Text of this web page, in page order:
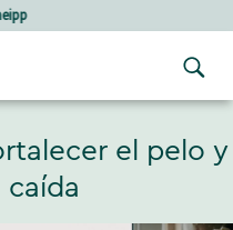
bienestar natural
el pelo y
caída